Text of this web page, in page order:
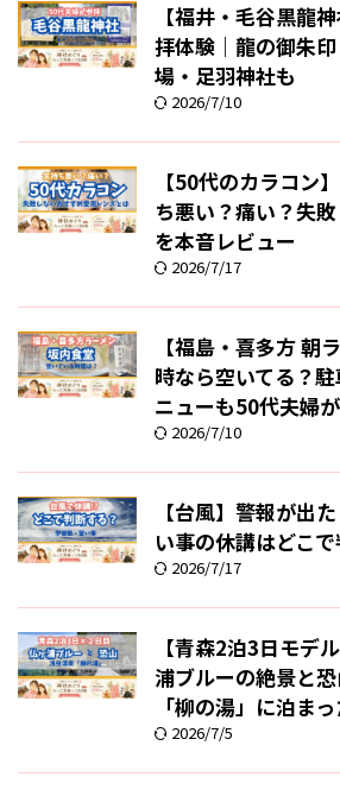
【福井・毛谷黒龍
拝体験｜龍の御朱
場・足羽神社も
2026/7/10
【50代のカラコン
ち悪い？痛い？失
を本音レビュー
2026/7/17
【福島・喜多方 朝
時なら空いてる？
ニューも50代夫婦
2026/7/10
【台風】警報が出
い事の休講はどこ
2026/7/17
【青森2泊3日モデ
浦ブルーの絶景と
「柳の湯」に泊ま
2026/7/5